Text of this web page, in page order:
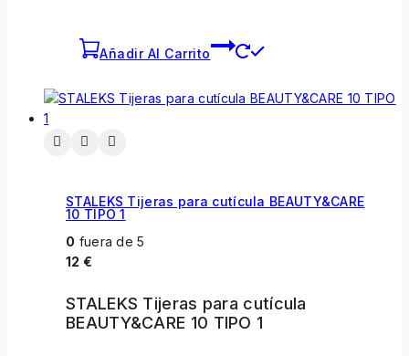
Añadir Al Carrito
STALEKS Tijeras para cutícula BEAUTY&CARE
10 TIPO 1
0 fuera de 5
12 €
STALEKS Tijeras para cutícula
BEAUTY&CARE 10 TIPO 1